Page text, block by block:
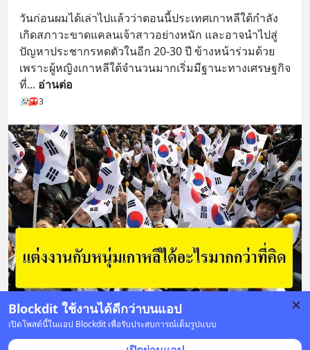
Blockdit ใช้งานได้ดีกว่าบนแอป
เปิดโพสต์นี้ในแอป Blockdit เพื่อรับประสบการณ์เต็มรูปแบบ
วันก่อนผมได้เล่าไปแล้วว่าตอนนี้ประเทศเกาหลีใต้กำลัง
เกิดสภาวะขาดแคลนเจ้าสาวอย่างหนัก และอาจนำไปสู่
ปัญหาประชากรหดตัวในอีก 20-30 ปี ข้างหน้าร่วมด้วย
เพราะผู้หญิงเกาหลีใต้จำนวนมากเริ่มมีฐานะทางเศรษฐกิจ
ที่... อ่านต่อ
3
50 บันทึก 198 30 71